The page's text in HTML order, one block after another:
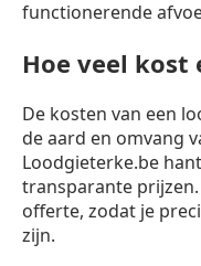
functionerende
Hoe veel kost
De kosten van een
de aard en omvang
Loodgieterke.be
transparante
offerte, zodat je
zijn.